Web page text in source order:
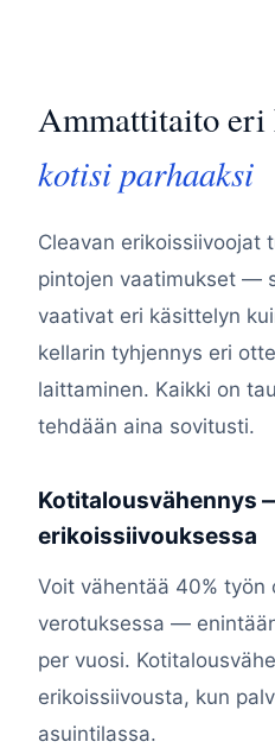
Ammattitaito
kotisi parhaaksi
Cleavan erikoissiivoojat
pintojen vaatimukset —
vaativat eri käsittelyn
kellarin tyhjennys eri
laittaminen. Kaikki on
tehdään aina sovitusti.
Kotitalousvähennys
erikoissiivouksessa
Voit vähentää 40% työn
verotuksessa —
per vuosi.
erikoissiivousta, kun
asuintilassa.